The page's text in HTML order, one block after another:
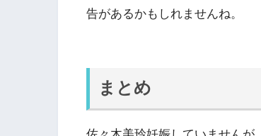
告があるかもしれませんね。
まとめ